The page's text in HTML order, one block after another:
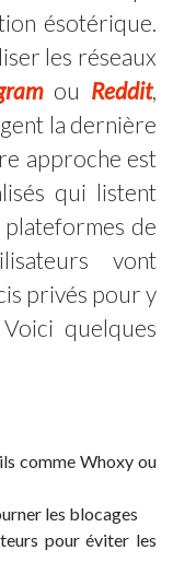
ésotérique.
les réseaux
ou Reddit,
la dernière
approche est
qui listent
de
vont
privés pour y
quelques
comme Whoxy ou
les blocages
pour éviter les